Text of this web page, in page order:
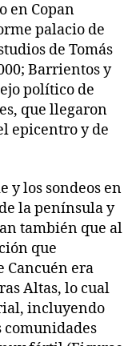
en Copan
palacio de
de Tomás
Barrientos y
político de
que llegaron
epicentro y de
y los sondeos en
la península y
también que al
que
Cancuén era
Altas, lo cual
incluyendo
comunidades